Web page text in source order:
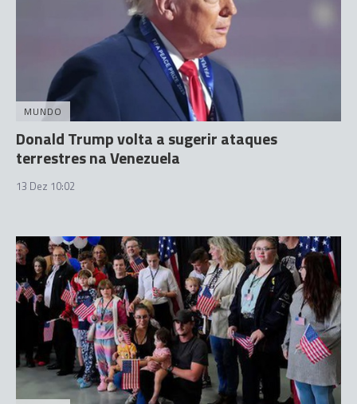
MUNDO
Donald Trump volta a sugerir ataques
terrestres na Venezuela
13 Dez 10:02